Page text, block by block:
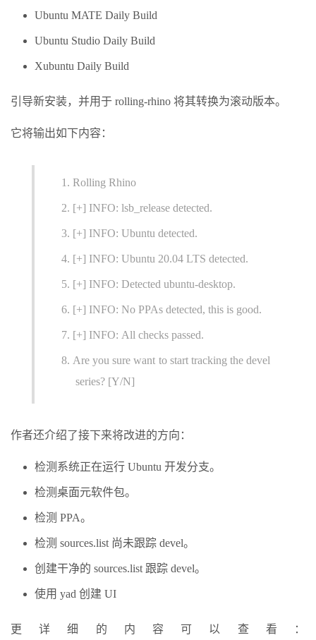
Ubuntu MATE Daily Build
Ubuntu Studio Daily Build
Xubuntu Daily Build
引导新安装，并用于 rolling-rhino 将其转换为滚动版本。
它将输出如下内容：
Rolling Rhino
[+] INFO: lsb_release detected.
[+] INFO: Ubuntu detected.
[+] INFO: Ubuntu 20.04 LTS detected.
[+] INFO: Detected ubuntu-desktop.
[+] INFO: No PPAs detected, this is good.
[+] INFO: All checks passed.
Are you sure want to start tracking the devel
series? [Y/N]
作者还介绍了接下来将改进的方向：
检测系统正在运行 Ubuntu 开发分支。
检测桌面元软件包。
检测 PPA。
检测 sources.list 尚未跟踪 devel。
创建干净的 sources.list 跟踪 devel。
使用 yad 创建 UI
更详细的内容可以查看：